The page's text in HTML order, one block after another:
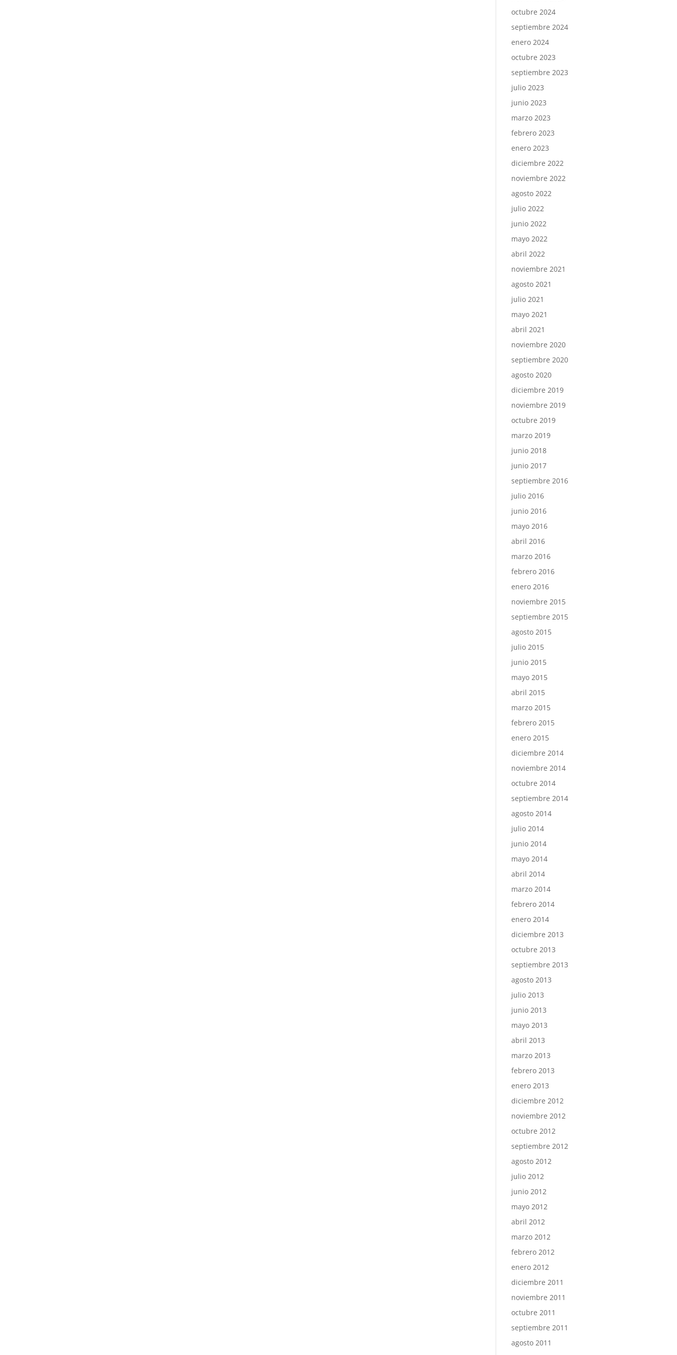
octubre 2024
septiembre 2024
enero 2024
octubre 2023
septiembre 2023
julio 2023
junio 2023
marzo 2023
febrero 2023
enero 2023
diciembre 2022
noviembre 2022
agosto 2022
julio 2022
junio 2022
mayo 2022
abril 2022
noviembre 2021
agosto 2021
julio 2021
mayo 2021
abril 2021
noviembre 2020
septiembre 2020
agosto 2020
diciembre 2019
noviembre 2019
octubre 2019
marzo 2019
junio 2018
junio 2017
septiembre 2016
julio 2016
junio 2016
mayo 2016
abril 2016
marzo 2016
febrero 2016
enero 2016
noviembre 2015
septiembre 2015
agosto 2015
julio 2015
junio 2015
mayo 2015
abril 2015
marzo 2015
febrero 2015
enero 2015
diciembre 2014
noviembre 2014
octubre 2014
septiembre 2014
agosto 2014
julio 2014
junio 2014
mayo 2014
abril 2014
marzo 2014
febrero 2014
enero 2014
diciembre 2013
octubre 2013
septiembre 2013
agosto 2013
julio 2013
junio 2013
mayo 2013
abril 2013
marzo 2013
febrero 2013
enero 2013
diciembre 2012
noviembre 2012
octubre 2012
septiembre 2012
agosto 2012
julio 2012
junio 2012
mayo 2012
abril 2012
marzo 2012
febrero 2012
enero 2012
diciembre 2011
noviembre 2011
octubre 2011
septiembre 2011
agosto 2011